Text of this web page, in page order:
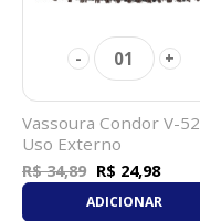
- 01 +
Vassoura Condor V-52
Uso Externo
R$ 34,89 R$ 24,98
ADICIONAR